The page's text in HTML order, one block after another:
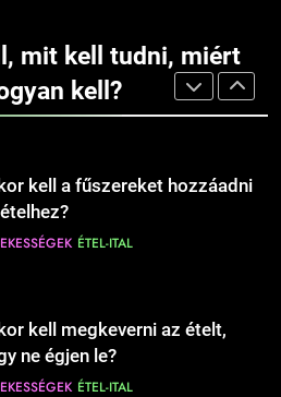
érdemes bébiszittert
a gyermek mellé?
GYEREK-KAPCSOLATOK
kiválasztása: tippek és
a döntéshez
GYEREK-KAPCSOLATOK
válassz keresztnevet?
GYEREK-KAPCSOLATOK
mit kell tudni, miért
kell?
kell olajat, és mikor vajat
sütéshez?
ÉTEL-ITAL
kell a fűszereket hozzáadni
ÉTEL-ITAL
kell megkeverni az ételt,
ne égjen le?
ÉTEL-ITAL
MOTOR-JÁRMŰVEK ÉRDEKESSÉGEK
ÉLETMÓD
ÉRDEKESSÉGEK